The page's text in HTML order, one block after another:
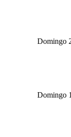
Domingo
Domingo